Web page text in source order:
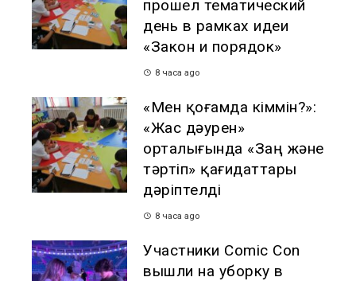
прошел тематический
день в рамках идеи
«Закон и порядок»
8 часа ago
«Мен қоғамда кіммін?»:
«Жас дәурен»
орталығында «Заң және
тәртіп» қағидаттары
дәріптелді
8 часа ago
Участники Comic Con
вышли на уборку в